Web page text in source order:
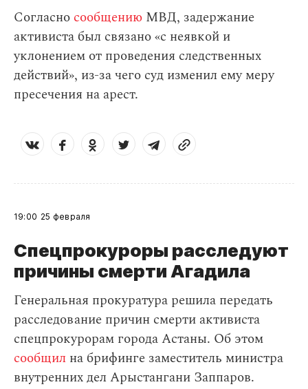
Согласно сообщению МВД, задержание
активиста был связано «с неявкой и
уклонением от проведения следственных
действий», из-за чего суд изменил ему меру
пресечения на арест.
19:00 25 февраля
Спецпрокуроры расследуют
причины смерти Агадила
Генеральная прокуратура решила передать
расследование причин смерти активиста
спецпрокурорам города Астаны. Об этом
сообщил на брифинге заместитель министра
внутренних дел Арыстангани Заппаров.